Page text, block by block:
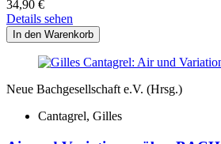
34,90 €
Details sehen
Neue Bachgesellschaft e.V. (Hrsg.)
Cantagrel, Gilles